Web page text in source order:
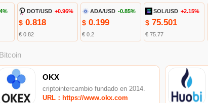
DOT/USD +0.96%
$0.818
€ 0.82
ADA/USD -0.85%
$0.199
€ 0.2
SOL/USD +2.15%
$ 75.501
€ 75.77
OKX
criptointercambio fundado en 2014.
URL：https://www.okx.com